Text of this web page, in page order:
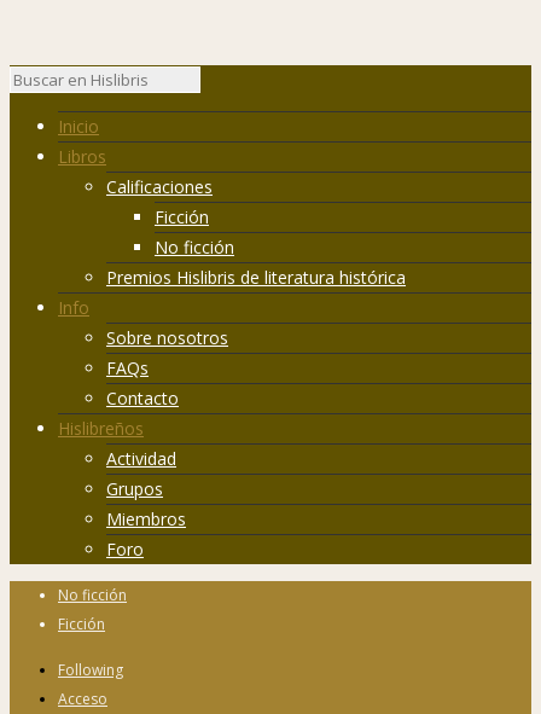
Inicio
Libros
Calificaciones
Ficción
No ficción
Premios Hislibris de literatura histórica
Info
Sobre nosotros
FAQs
Contacto
Hislibreños
Actividad
Grupos
Miembros
Foro
No ficción
Ficción
Following
Acceso